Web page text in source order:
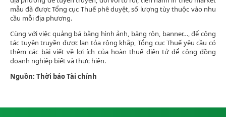
mẫu đã được Tổng cục Thuế phê duyệt, số lượng tùy thuộc vào nhu
cầu mỗi địa phương.
Cùng với việc quảng bá bằng hình ảnh, băng rôn, banner…, để công
tác tuyên truyền được lan tỏa rộng khắp, Tổng cục Thuế yêu cầu có
thêm các bài viết về lợi ích của hoàn thuế điện tử để cộng đồng
doanh nghiệp biết và thực hiện.
Nguồn: Thời báo Tài chính